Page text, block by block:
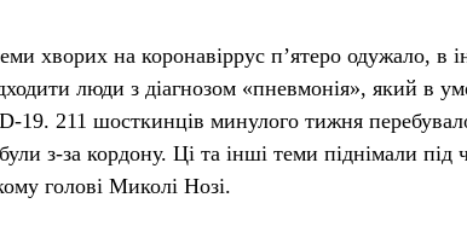
хворих на коронавіррус п’ятеро одужало, в
люди з діагнозом «пневмонія», який в
19. 211 шосткинців минулого тижня
з-за кордону. Ці та інші теми піднімали під
голові Миколі Нозі.